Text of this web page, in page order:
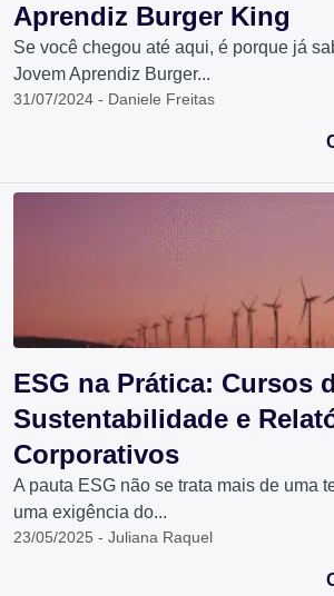
Aprendiz Burger King
Se você chegou até aqui, é porque já
Jovem Aprendiz Burger...
31/07/2024 - Daniele Freitas
ESG na Prática: Cursos
Sustentabilidade e
Corporativos
A pauta ESG não se trata mais de uma
uma exigência do...
23/05/2025 - Juliana Raquel